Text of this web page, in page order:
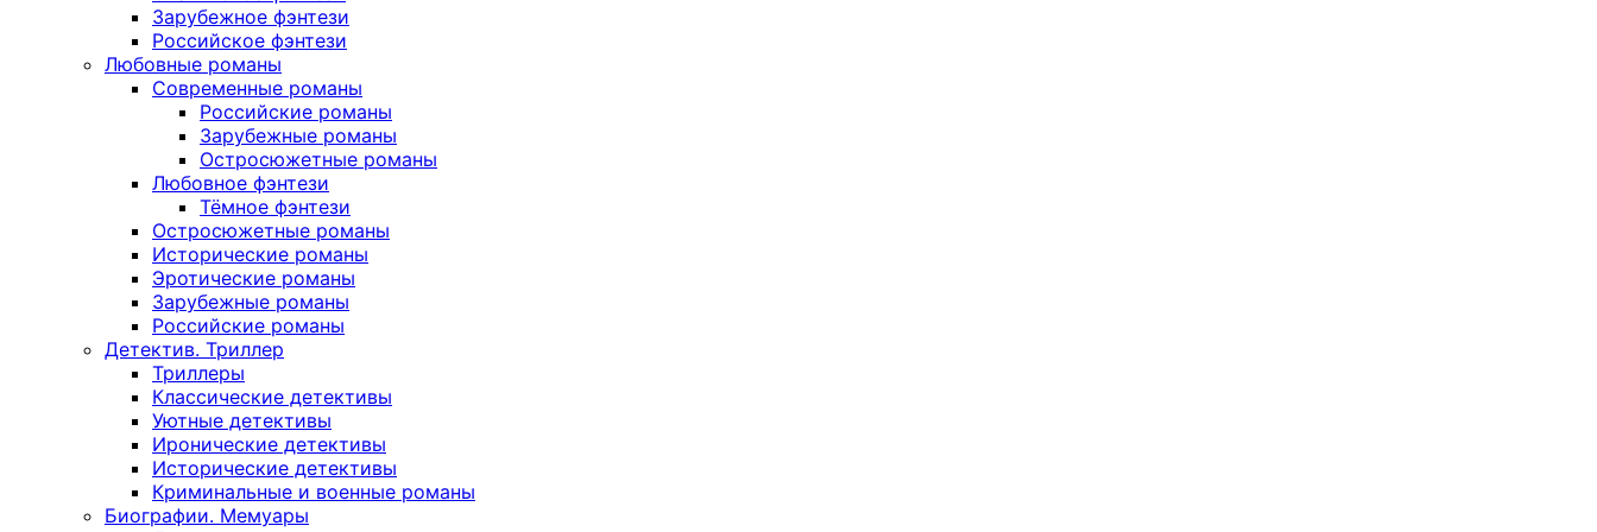
Зарубежное фэнтези
Российское фэнтези
Любовные романы
Современные романы
Российские романы
Зарубежные романы
Остросюжетные романы
Любовное фэнтези
Тёмное фэнтези
Остросюжетные романы
Исторические романы
Эротические романы
Зарубежные романы
Российские романы
Детектив. Триллер
Триллеры
Классические детективы
Уютные детективы
Иронические детективы
Исторические детективы
Криминальные и военные романы
Биографии. Мемуары